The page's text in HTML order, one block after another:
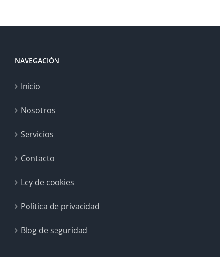
NAVEGACIÓN
Inicio
Nosotros
Servicios
Contacto
Ley de cookies
Política de privacidad
Blog de seguridad